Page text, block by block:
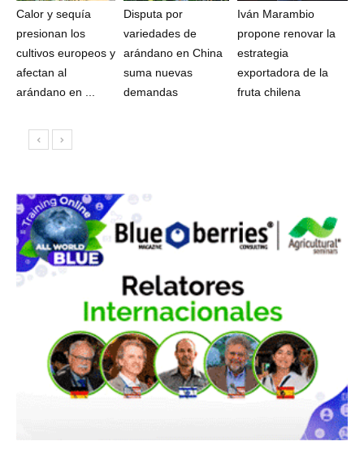
Calor y sequía
presionan los
cultivos europeos y
afectan al
arándano en ...
Disputa por
variedades de
arándano en China
suma nuevas
demandas
Iván Marambio
propone renovar la
estrategia
exportadora de la
fruta chilena